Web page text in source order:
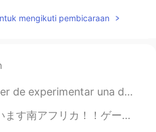
れど、今日は遠慮しておき
mengikuti pembicaraan
las maravillas naturales más hermosas de Estados Unidos...
よ！ありがとうございます日本！Great game bokke! you played an amazing game. Thank ...